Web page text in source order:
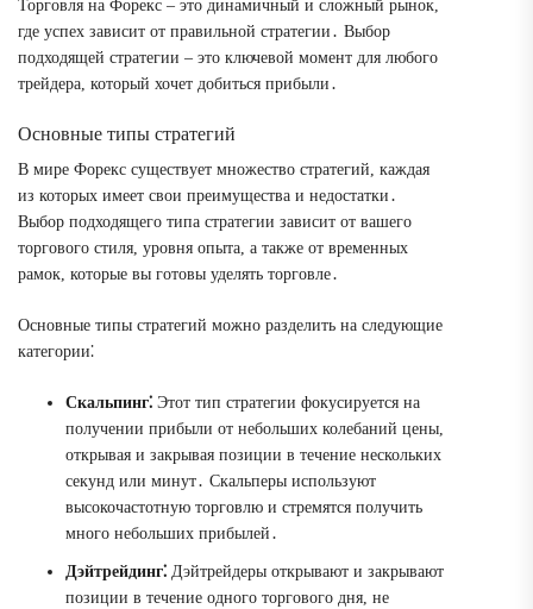
Торговля на Форекс – это динамичный и сложный рынок,
где успех зависит от правильной стратегии․ Выбор
подходящей стратегии – это ключевой момент для любого
трейдера, который хочет добиться прибыли․
Основные типы стратегий
В мире Форекс существует множество стратегий, каждая
из которых имеет свои преимущества и недостатки․
Выбор подходящего типа стратегии зависит от вашего
торгового стиля, уровня опыта, а также от временных
рамок, которые вы готовы уделять торговле․
Основные типы стратегий можно разделить на следующие
категории⁚
Скальпинг⁚ Этот тип стратегии фокусируется на
получении прибыли от небольших колебаний цены,
открывая и закрывая позиции в течение нескольких
секунд или минут․ Скальперы используют
высокочастотную торговлю и стремятся получить
много небольших прибылей․
Дэйтрейдинг⁚ Дэйтрейдеры открывают и закрывают
позиции в течение одного торгового дня, не